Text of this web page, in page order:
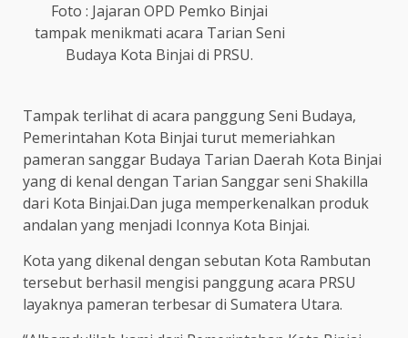
Foto : Jajaran OPD Pemko Binjai
tampak menikmati acara Tarian Seni
Budaya Kota Binjai di PRSU.
Tampak terlihat di acara panggung Seni Budaya,
Pemerintahan Kota Binjai turut memeriahkan
pameran sanggar Budaya Tarian Daerah Kota Binjai
yang di kenal dengan Tarian Sanggar seni Shakilla
dari Kota Binjai.Dan juga memperkenalkan produk
andalan yang menjadi Iconnya Kota Binjai.
Kota yang dikenal dengan sebutan Kota Rambutan
tersebut berhasil mengisi panggung acara PRSU
layaknya pameran terbesar di Sumatera Utara.